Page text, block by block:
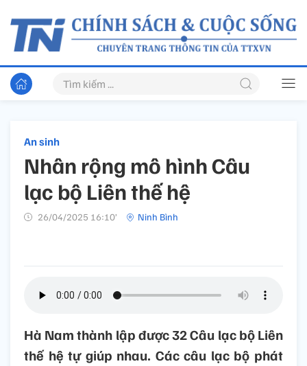
An sinh
Nhân rộng mô hình Câu
lạc bộ Liên thế hệ
26/04/2025 16:10’ Ninh Bình
Hà Nam thành lập được 32 Câu lạc bộ Liên
thế hệ tự giúp nhau. Các câu lạc bộ phát